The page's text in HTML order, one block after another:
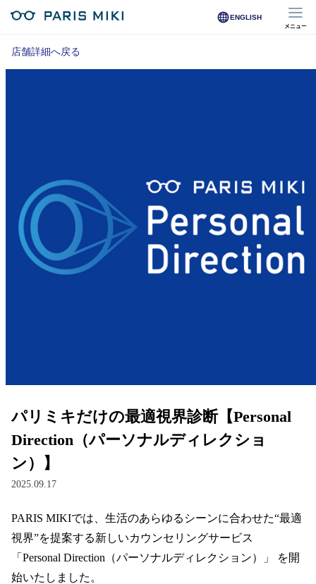
ENGLISH
メニュー
マイページ
店舗を探す
店舗検索/来店予約
商品を探す
サングラス
補聴器
コンタクトレンズ
グッズ・小物
ブランドを探す
店舗詳細へ戻る
パリミキだけの最適視界診断【Personal
Direction（パーソナルディレクショ
ン）】
2025.09.17
PARIS MIKIでは、生活のあらゆるシーンに合わせた“最適
視界”を提案する新しいカウンセリングサービス
「Personal Direction（パーソナルディレクション）」 を開
始いたしました。